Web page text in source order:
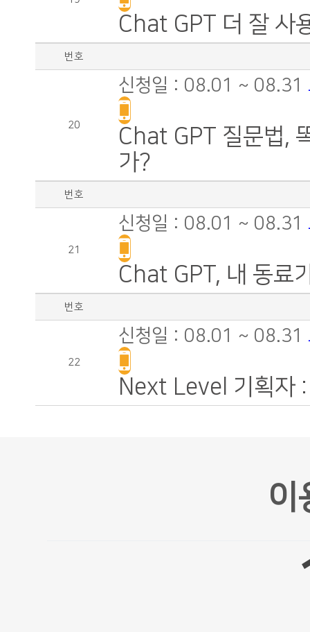
Chat GPT 더 잘 사
번호
20
신청일 : 08.01 ~ 08.31
Chat GPT 질문법,
가?
번호
21
신청일 : 08.01 ~ 08.31
Chat GPT, 내 동료
번호
22
신청일 : 08.01 ~ 08.31
Next Level 기획자
이